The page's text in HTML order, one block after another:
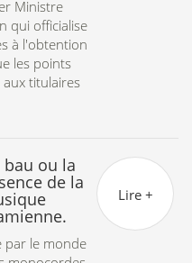
Ministre
qui officialise
à l'obtention
les points
titulaires
bau ou la
de la
par le monde
Lire +